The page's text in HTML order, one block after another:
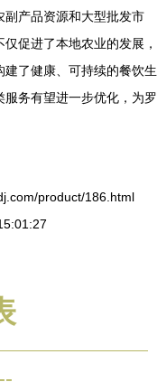
副产品资源和大型批发市
促进了本地农业的发展，
了健康、可持续的餐饮生
务有望进一步优化，为罗
product/186.html